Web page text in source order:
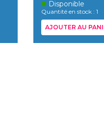
Disponible
Quantité en stock : 1
AJOUTER AU